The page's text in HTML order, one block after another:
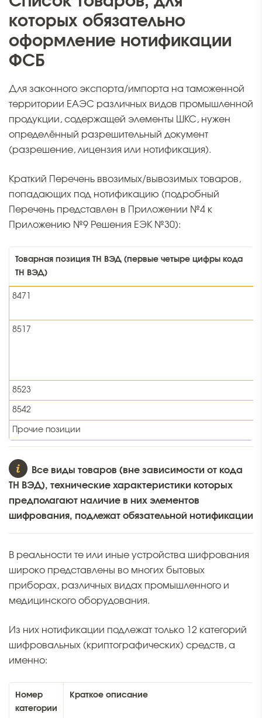
которых обязательно
оформление нотификации
ФСБ
Для законного экспорта/импорта на таможенной
территории ЕАЭС различных видов промышленной
продукции, содержащей элементы ШКС, нужен
определённый разрешительный документ
(разрешение, лицензия или нотификация).
Краткий Перечень ввозимых/вывозимых товаров,
попадающих под нотификацию (подробный
Перечень представлен в Приложении №4 к
Приложению №9 Решения ЕЭК №30):
Товарная позиция ТН ВЭД (первые четыре цифры кода
ТН ВЭД)
8471
8517
8523
8542
Прочие позиции
Все виды товаров (вне зависимости от кода
ТН ВЭД), технические характеристики которых
предполагают наличие в них элементов
шифрования, подлежат обязательной нотификации
В реальности те или иные устройства шифрования
широко представлены во многих бытовых
приборах, различных видах промышленного и
медицинского оборудования.
Из них нотификации подлежат только 12 категорий
шифровальных (криптографических) средств, а
именно:
Номер
категории
Краткое описание